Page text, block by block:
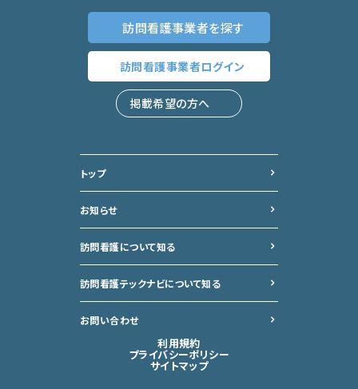
訪問看護事業者を探す
訪問看護事業者ログイン
掲載希望の方へ
トップ
お知らせ
訪問看護について知る
訪問看護テックナビについて知る
お問い合わせ
利用規約
プライバシーポリシー
サイトマップ